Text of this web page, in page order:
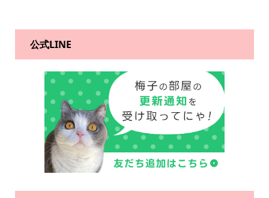
公式LINE